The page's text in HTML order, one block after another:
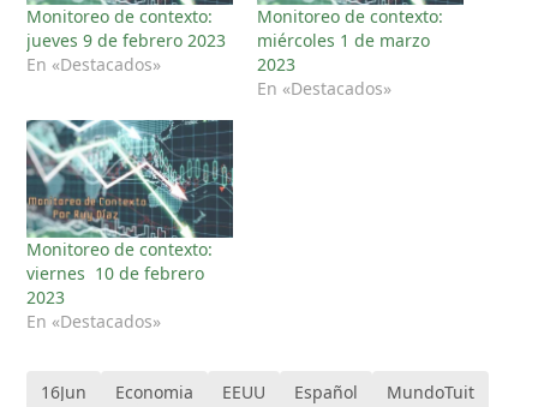
Monitoreo de contexto:
jueves 9 de febrero 2023
En «Destacados»
Monitoreo de contexto:
miércoles 1 de marzo
2023
En «Destacados»
Monitoreo de contexto:
viernes 10 de febrero
2023
En «Destacados»
16Jun Economia EEUU Español
MundoTuit